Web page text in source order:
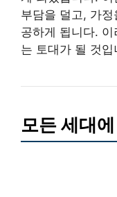
부담을 덜고, 가
공하게 됩니다.
는 토대가 될 것입
모든 세대